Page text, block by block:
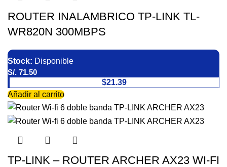
ROUTER INALAMBRICO TP-LINK TL-
WR820N 300MBPS
Stock: Disponible
S/. 71.50
$21.39
Añadir al carrito
TP-LINK – ROUTER ARCHER AX23 WI-FI